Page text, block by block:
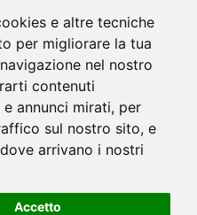
e altre tecniche
per migliorare la tua
nel nostro
contenuti
annunci mirati, per
sul nostro sito, e
arrivano i nostri
Accetto